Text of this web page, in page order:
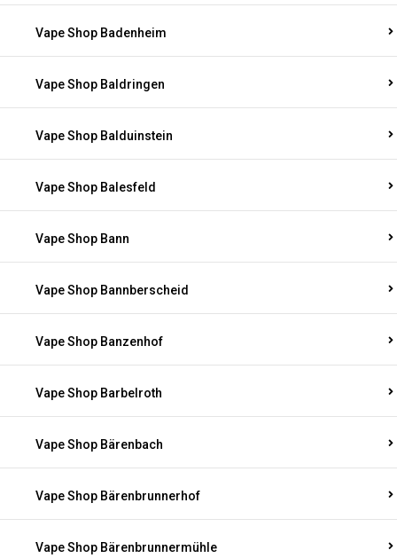
Vape Shop Badenheim
Vape Shop Baldringen
Vape Shop Balduinstein
Vape Shop Balesfeld
Vape Shop Bann
Vape Shop Bannberscheid
Vape Shop Banzenhof
Vape Shop Barbelroth
Vape Shop Bärenbach
Vape Shop Bärenbrunnerhof
Vape Shop Bärenbrunnermühle